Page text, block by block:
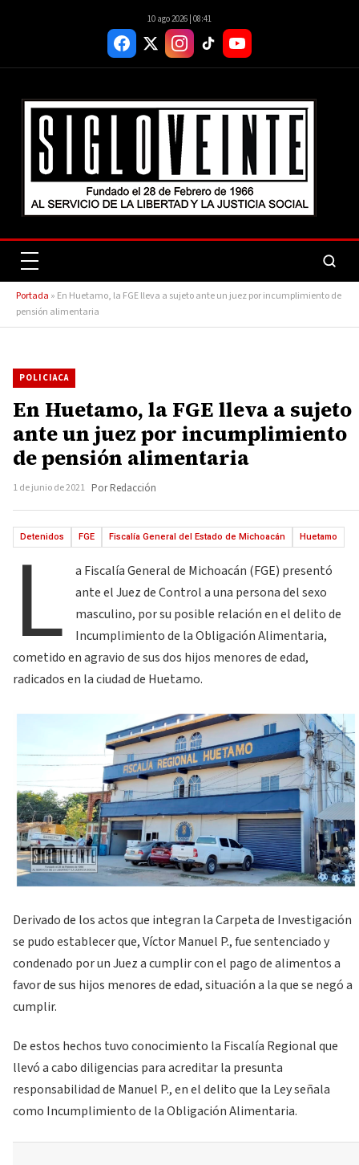
10 ago 2026 | 08:41
Portada » En Huetamo, la FGE lleva a sujeto ante un juez por incumplimiento de
pensión alimentaria
POLICIACA
En Huetamo, la FGE lleva a sujeto
ante un juez por incumplimiento
de pensión alimentaria
1 de junio de 2021 Por Redacción
Detenidos FGE Fiscalía General del Estado de Michoacán Huetamo
L
a Fiscalía General de Michoacán (FGE) presentó
ante el Juez de Control a una persona del sexo
masculino, por su posible relación en el delito de
Incumplimiento de la Obligación Alimentaria,
cometido en agravio de sus dos hijos menores de edad,
radicados en la ciudad de Huetamo.
Derivado de los actos que integran la Carpeta de Investigación
se pudo establecer que, Víctor Manuel P., fue sentenciado y
condenado por un Juez a cumplir con el pago de alimentos a
favor de sus hijos menores de edad, situación a la que se negó a
cumplir.
De estos hechos tuvo conocimiento la Fiscalía Regional que
llevó a cabo diligencias para acreditar la presunta
responsabilidad de Manuel P., en el delito que la Ley señala
como Incumplimiento de la Obligación Alimentaria.